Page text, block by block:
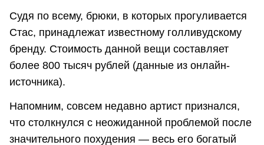
Судя по всему, брюки, в которых прогуливается
Стас, принадлежат известному голливудскому
бренду. Стоимость данной вещи составляет
более 800 тысяч рублей (данные из онлайн-
источника).
Напомним, совсем недавно артист признался,
что столкнулся с неожиданной проблемой после
значительного похудения — весь его богатый